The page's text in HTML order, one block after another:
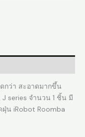
กว่า สะอาดมากขึ้น
series จำนวน 1 ชิ้น มี
น iRobot Roomba